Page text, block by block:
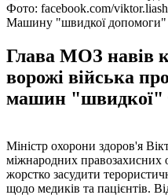
Фото: facebook.com/
Машину "швидкої допомоги"
Глава МОЗ навів
ворожі війська
машин "швидкої"
Міністр охорони здоров'я
міжнародних правозахисних
жорстко засудити
щодо медиків та пацієнтів.